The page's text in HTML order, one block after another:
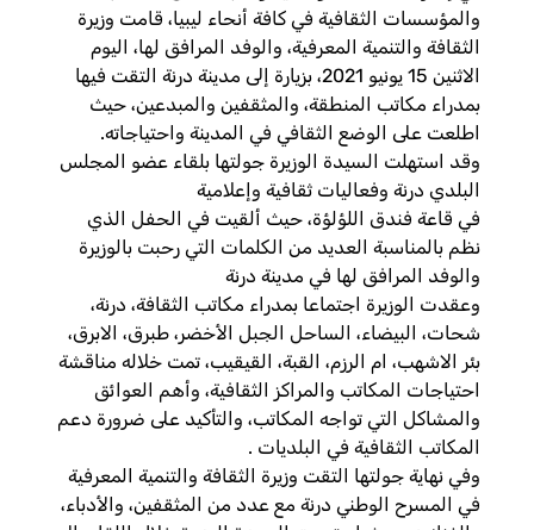
والمؤسسات الثقافية في كافة أنحاء ليبيا، قامت وزيرة
الثقافة والتنمية المعرفية، والوفد المرافق لها، اليوم
الاثنين 15 يونيو 2021، بزيارة إلى مدينة درنة التقت فيها
بمدراء مكاتب المنطقة، والمثقفين والمبدعين، حيث
اطلعت على الوضع الثقافي في المدينة واحتياجاته.
وقد استهلت السيدة الوزيرة جولتها بلقاء عضو المجلس
البلدي درنة وفعاليات ثقافية وإعلامية
في قاعة فندق اللؤلؤة، حيث ألقيت في الحفل الذي
نظم بالمناسبة العديد من الكلمات التي رحبت بالوزيرة
والوفد المرافق لها في مدينة درنة
وعقدت الوزيرة اجتماعا بمدراء مكاتب الثقافة، درنة،
شحات، البيضاء، الساحل الجبل الأخضر، طبرق، الابرق،
بئر الاشهب، ام الرزم، القبة، القيقيب، تمت خلاله مناقشة
احتياجات المكاتب والمراكز الثقافية، وأهم العوائق
والمشاكل التي تواجه المكاتب، والتأكيد على ضرورة دعم
المكاتب الثقافية في البلديات .
وفي نهاية جولتها التقت وزيرة الثقافة والتنمية المعرفية
في المسرح الوطني درنة مع عدد من المثقفين، والأدباء،